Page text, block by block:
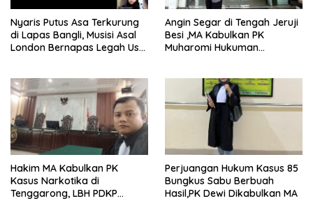
Nyaris Putus Asa Terkurung
di Lapas Bangli, Musisi Asal
London Bernapas Legah Usai
Angin Segar di Tengah Jeruji
Besi ,MA Kabulkan PK
Muharomi Hukuman
Hakim MA Kabulkan PK
Kasus Narkotika di
Tenggarong, LBH PDKP
Perjuangan Hukum Kasus 85
Bungkus Sabu Berbuah
Hasil,PK Dewi Dikabulkan MA